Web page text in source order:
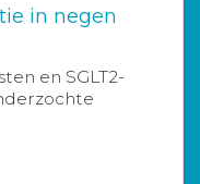
in negen
en SGLT2-